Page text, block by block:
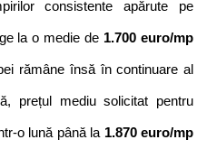
consistente apărute pe
la o medie de 1.700 euro/mp
rămâne însă în continuare al
prețul mediu solicitat pentru
o lună până la 1.870 euro/mp